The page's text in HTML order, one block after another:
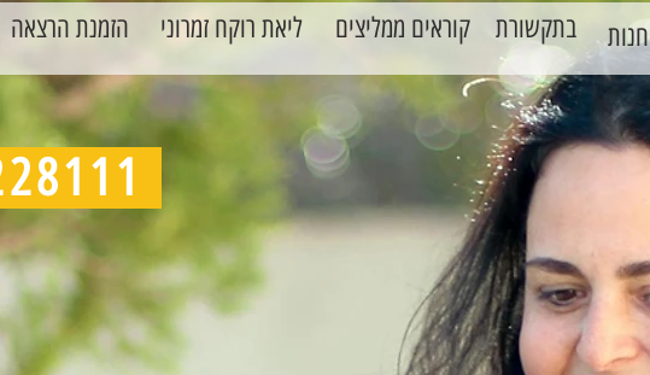
ליאת רוקח זמרוני חנות קוראים ממליצים בתקשורת הזמנת הרצאה